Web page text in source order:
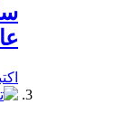
اکتبر